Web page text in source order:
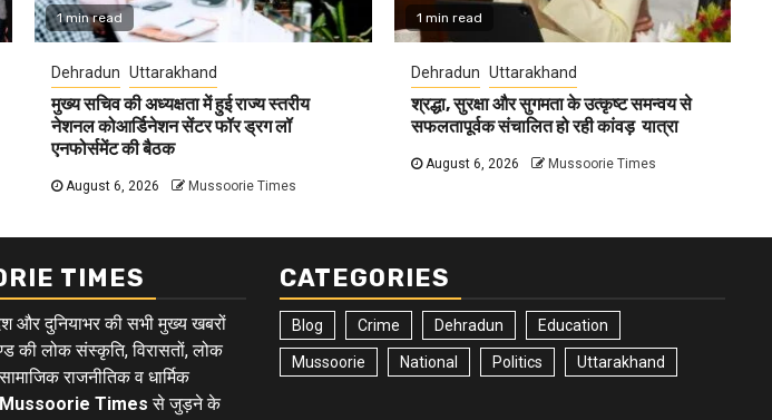
1 min read
Dehradun Uttarakhand
मुख्य सचिव की अध्यक्षता में हुई राज्य स्तरीय
नेशनल कोआर्डिनेशन सेंटर फॉर ड्रग लॉ
एनफोर्समेंट की बैठक
August 6, 2026 Mussoorie Times
1 min read
Dehradun Uttarakhand
श्रद्धा, सुरक्षा और सुगमता के उत्कृष्ट समन्वय से
सफलतापूर्वक संचालित हो रही कांवड़ यात्रा
August 6, 2026 Mussoorie Times
TIMES
और दुनियाभर की सभी मुख्य खबरों
की लोक संस्कृति, विरासतों, लोक
राजनीतिक व धार्मिक
Mussoorie Times से जुड़ने के
CATEGORIES
Blog Crime Dehradun Education
Mussoorie National Politics Uttarakhand